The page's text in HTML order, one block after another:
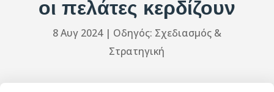
οι πελάτες κερδίζουν
8 Αυγ 2024| Οδηγός: Σχεδιασμός &
Στρατηγική